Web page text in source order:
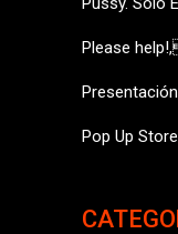
Please
Pop Up Store